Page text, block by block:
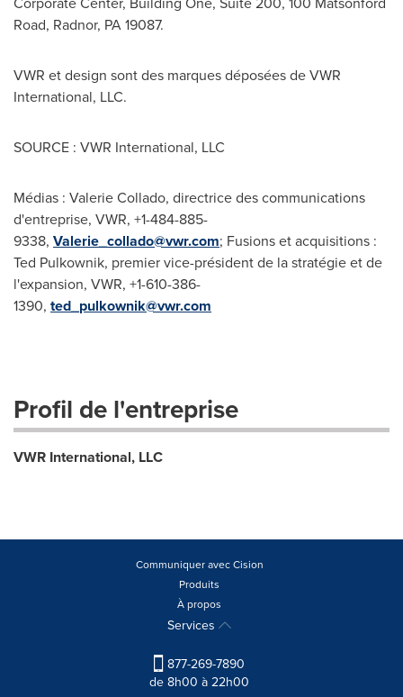
Road, Radnor, PA 19087.
VWR et design sont des marques déposées de VWR
International, LLC.
SOURCE : VWR International, LLC
Médias : Valerie Collado, directrice des communications
d'entreprise, VWR, +1-484-885-
9338, Valerie_collado@vwr.com; Fusions et acquisitions :
Ted Pulkownik, premier vice-président de la stratégie et de
l'expansion, VWR, +1-610-386-
1390, ted_pulkownik@vwr.com
Profil de l'entreprise
VWR International, LLC
Communiquer avec Cision
Produits
À propos
Services
877-269-7890
de 8h00 à 22h00